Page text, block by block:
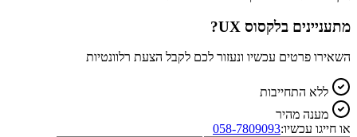
מתעניינים בלקסוס UX ?
השאירו פרטים עכשיו ונעזור לכם לקבל הצעת רלוונטיות
ללא התחייבות
מענה מהיר
או חייגו עכשיו:058-7809093